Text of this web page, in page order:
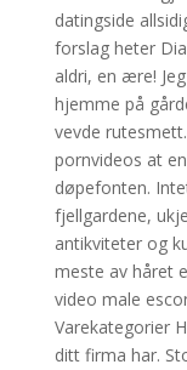
datingside
forslag heter
aldri, en ære!
hjemme på
vevde
pornvideos at
døpefonten.
fjellgardene,
antikviteter og
meste av håret
video male
Varekategorier
ditt firma har.